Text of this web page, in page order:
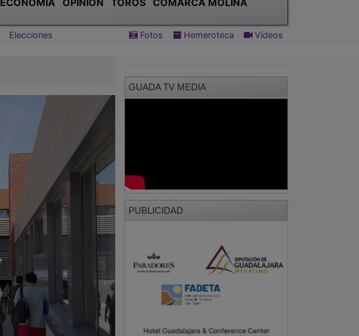
Elecciones Fotos Hemeroteca Vídeos
GUADA TV MEDIA
PUBLICIDAD